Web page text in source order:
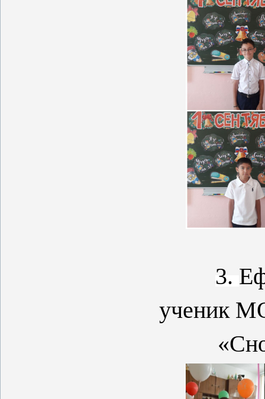
3.
ученик